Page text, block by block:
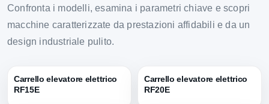
Confronta i modelli, esamina i parametri chiave e scopri
macchine caratterizzate da prestazioni affidabili e da un
design industriale pulito.
Carrello elevatore elettrico
RF15E
Carrello elevatore elettrico
RF20E